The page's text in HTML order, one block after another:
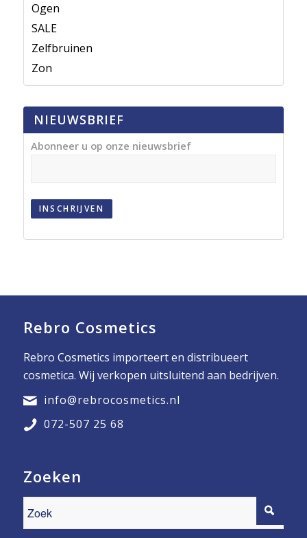
Ogen
SALE
Zelfbruinen
Zon
NIEUWSBRIEF
Abonneer u op onze nieuwsbrief
INSCHRIJVEN
Rebro Cosmetics
Rebro Cosmetics importeert en distribueert
cosmetica. Wij verkopen uitsluitend aan bedrijven.
info@rebrocosmetics.nl
072-507 25 68
Zoeken